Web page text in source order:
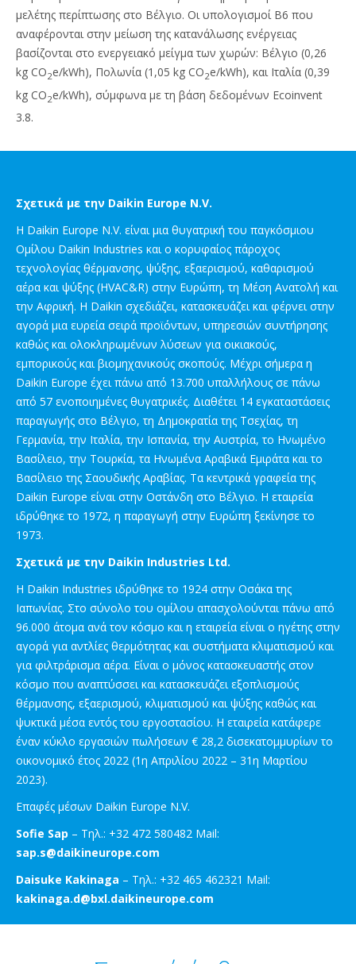
μελέτης περίπτωσης στο Βέλγιο. Οι υπολογισμοί Β6 που
αναφέρονται στην μείωση της κατανάλωσης ενέργειας
βασίζονται στο ενεργειακό μείγμα των χωρών: Βέλγιο (0,26
kg CO2e/kWh), Πολωνία (1,05 kg CO2e/kWh), και Ιταλία (0,39
kg CO2e/kWh), σύμφωνα με τη βάση δεδομένων Ecoinvent
3.8.
Σχετικά με την Daikin Europe N.V.
Η Daikin Europe N.V. είναι μια θυγατρική του παγκόσμιου
Ομίλου Daikin Industries και ο κορυφαίος πάροχος
τεχνολογίας θέρμανσης, ψύξης, εξαερισμού, καθαρισμού
αέρα και ψύξης (HVAC&R) στην Ευρώπη, τη Μέση Ανατολή και
την Αφρική. Η Daikin σχεδιάζει, κατασκευάζει και φέρνει στην
αγορά μια ευρεία σειρά προϊόντων, υπηρεσιών συντήρησης
καθώς και ολοκληρωμένων λύσεων για οικιακούς,
εμπορικούς και βιομηχανικούς σκοπούς. Μέχρι σήμερα η
Daikin Europe έχει πάνω από 13.700 υπαλλήλους σε πάνω
από 57 ενοποιημένες θυγατρικές. Διαθέτει 14 εγκαταστάσεις
παραγωγής στο Βέλγιο, τη Δημοκρατία της Τσεχίας, τη
Γερμανία, την Ιταλία, την Ισπανία, την Αυστρία, το Ηνωμένο
Βασίλειο, την Τουρκία, τα Ηνωμένα Αραβικά Εμιράτα και το
Βασίλειο της Σαουδικής Αραβίας. Τα κεντρικά γραφεία της
Daikin Europe είναι στην Οστάνδη στο Βέλγιο. Η εταιρεία
ιδρύθηκε το 1972, η παραγωγή στην Ευρώπη ξεκίνησε το
1973.
Σχετικά με την Daikin Industries Ltd.
Η Daikin Industries ιδρύθηκε το 1924 στην Οσάκα της
Ιαπωνίας. Στο σύνολο του ομίλου απασχολούνται πάνω από
96.000 άτομα ανά τον κόσμο και η εταιρεία είναι ο ηγέτης στην
αγορά για αντλίες θερμότητας και συστήματα κλιματισμού και
για φιλτράρισμα αέρα. Είναι ο μόνος κατασκευαστής στον
κόσμο που αναπτύσσει και κατασκευάζει εξοπλισμούς
θέρμανσης, εξαερισμού, κλιματισμού και ψύξης καθώς και
ψυκτικά μέσα εντός του εργοστασίου. Η εταιρεία κατάφερε
έναν κύκλο εργασιών πωλήσεων € 28,2 δισεκατομμυρίων το
οικονομικό έτος 2022 (1η Απριλίου 2022 – 31η Μαρτίου
2023).
Επαφές μέσων Daikin Europe N.V.
Sofie Sap – Τηλ.: +32 472 580482 Mail:
sap.s@daikineurope.com
Daisuke Kakinaga – Τηλ.: +32 465 462321 Mail:
kakinaga.d@bxl.daikineurope.com